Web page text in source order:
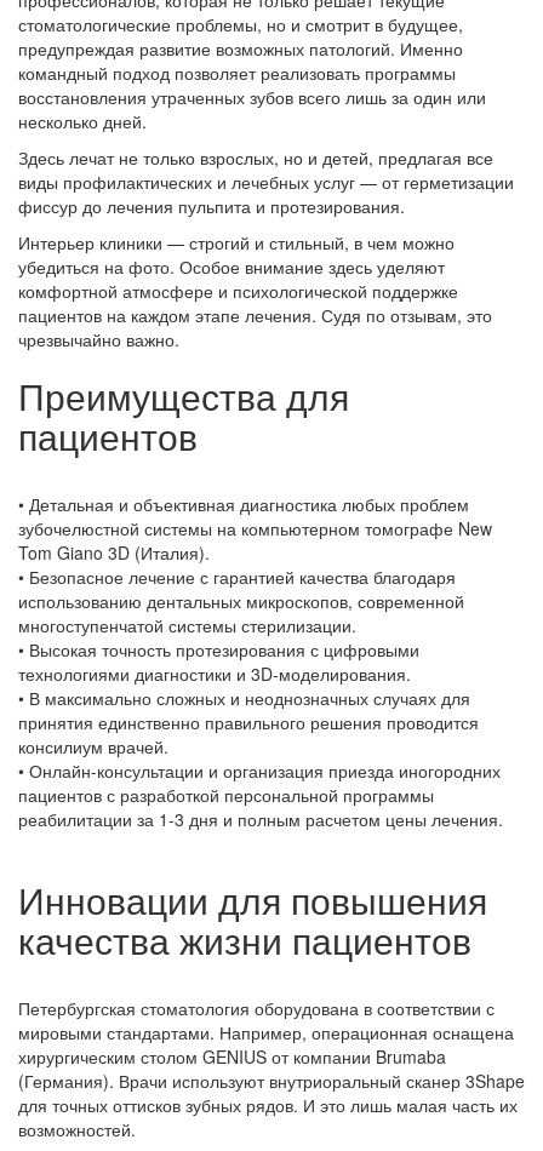
стоматологические проблемы, но и смотрит в будущее,
предупреждая развитие возможных патологий. Именно
командный подход позволяет реализовать программы
восстановления утраченных зубов всего лишь за один или
несколько дней.
Здесь лечат не только взрослых, но и детей, предлагая все
виды профилактических и лечебных услуг — от герметизации
фиссур до лечения пульпита и протезирования.
Интерьер клиники — строгий и стильный, в чем можно
убедиться на фото. Особое внимание здесь уделяют
комфортной атмосфере и психологической поддержке
пациентов на каждом этапе лечения. Судя по отзывам, это
чрезвычайно важно.
Преимущества для
пациентов
• Детальная и объективная диагностика любых проблем
зубочелюстной системы на компьютерном томографе New
Tom Giano 3D (Италия).
• Безопасное лечение с гарантией качества благодаря
использованию дентальных микроскопов, современной
многоступенчатой системы стерилизации.
• Высокая точность протезирования с цифровыми
технологиями диагностики и 3D-моделирования.
• В максимально сложных и неоднозначных случаях для
принятия единственно правильного решения проводится
консилиум врачей.
• Онлайн-консультации и организация приезда иногородних
пациентов с разработкой персональной программы
реабилитации за 1-3 дня и полным расчетом цены лечения.
Инновации для повышения
качества жизни пациентов
Петербургская стоматология оборудована в соответствии с
мировыми стандартами. Например, операционная оснащена
хирургическим столом GENIUS от компании Brumaba
(Германия). Врачи используют внутриоральный сканер 3Shape
для точных оттисков зубных рядов. И это лишь малая часть их
возможностей.